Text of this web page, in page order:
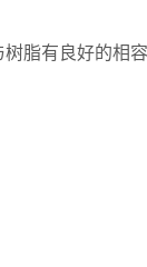
脂有良好的